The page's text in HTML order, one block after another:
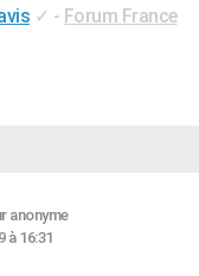
✓ - Forum France
anonyme
à 16:31